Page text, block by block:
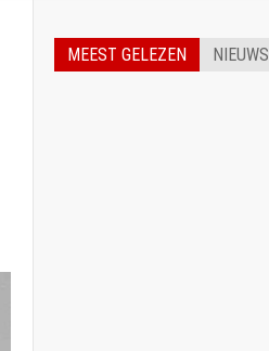
MEEST GELEZEN NIEUWS